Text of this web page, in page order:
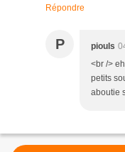
Répondre
P piouls
<br />
petits
aboutie